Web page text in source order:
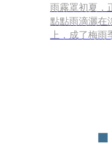
雨霧罩初夏，
點點雨滴灑在
上，成了梅雨